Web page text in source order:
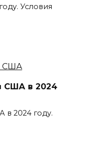
Условия
США в 2024
в 2024 году.